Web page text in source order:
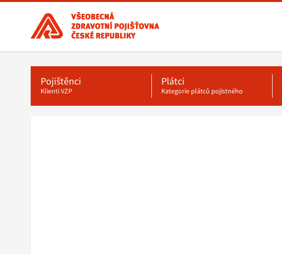
Všeobecná
zdravotní
pojišťovna
ČR,
hlavní
stránka
Pojištěnci
Klienti VZP
Plátci
Kategorie plátců pojistného